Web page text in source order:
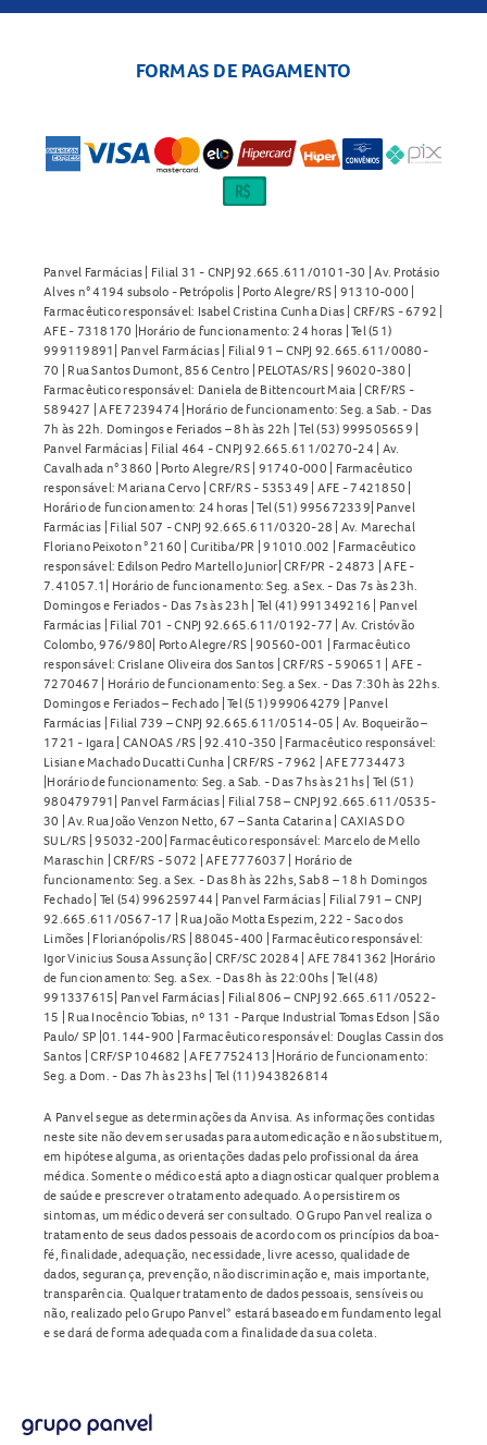
FORMAS DE PAGAMENTO
Panvel Farmácias | Filial 31 - CNPJ 92.665.611/0101-30 | Av. Protásio
Alves n° 4194 subsolo - Petrópolis | Porto Alegre/RS | 91310-000 |
Farmacêutico responsável: Isabel Cristina Cunha Dias | CRF/RS - 6792 |
AFE - 7318170 |Horário de funcionamento: 24 horas | Tel (51)
999119891| Panvel Farmácias | Filial 91 – CNPJ 92.665.611/0080-
70 | Rua Santos Dumont, 856 Centro | PELOTAS/RS | 96020-380 |
Farmacêutico responsável: Daniela de Bittencourt Maia | CRF/RS -
589427 | AFE 7239474 |Horário de funcionamento: Seg. a Sab. - Das
7h às 22h. Domingos e Feriados – 8h às 22h | Tel (53) 999505659 |
Panvel Farmácias | Filial 464 - CNPJ 92.665.611/0270-24 | Av.
Cavalhada n° 3860 | Porto Alegre/RS | 91740-000 | Farmacêutico
responsável: Mariana Cervo | CRF/RS - 535349 | AFE - 7421850 |
Horário de funcionamento: 24 horas | Tel (51) 995672339| Panvel
Farmácias | Filial 507 - CNPJ 92.665.611/0320-28 | Av. Marechal
Floriano Peixoto n° 2160 | Curitiba/PR | 91010.002 | Farmacêutico
responsável: Edilson Pedro Martello Junior| CRF/PR - 24873 | AFE -
7.41057.1| Horário de funcionamento: Seg. a Sex. - Das 7s às 23h.
Domingos e Feriados - Das 7s às 23h | Tel (41) 991349216 | Panvel
Farmácias | Filial 701 - CNPJ 92.665.611/0192-77 | Av. Cristóvão
Colombo, 976/980| Porto Alegre/RS | 90560-001 | Farmacêutico
responsável: Crislane Oliveira dos Santos | CRF/RS - 590651 | AFE -
7270467 | Horário de funcionamento: Seg. a Sex. - Das 7:30h às 22hs.
Domingos e Feriados – Fechado | Tel (51) 999064279 | Panvel
Farmácias | Filial 739 – CNPJ 92.665.611/0514-05 | Av. Boqueirão –
1721 - Igara | CANOAS /RS | 92.410-350 | Farmacêutico responsável:
Lisiane Machado Ducatti Cunha | CRF/RS - 7962 | AFE 7734473
|Horário de funcionamento: Seg. a Sab. - Das 7hs às 21hs | Tel (51)
980479791| Panvel Farmácias | Filial 758 – CNPJ 92.665.611/0535-
30 | Av. Rua João Venzon Netto, 67 – Santa Catarina | CAXIAS DO
SUL/RS | 95032-200| Farmacêutico responsável: Marcelo de Mello
Maraschin | CRF/RS - 5072 | AFE 7776037 | Horário de
funcionamento: Seg. a Sex. - Das 8h às 22hs, Sab 8 – 18 h Domingos
Fechado | Tel (54) 996259744 | Panvel Farmácias | Filial 791 – CNPJ
92.665.611/0567-17 | Rua João Motta Espezim, 222 - Saco dos
Limões | Florianópolis/RS | 88045-400 | Farmacêutico responsável:
Igor Vinicius Sousa Assunção | CRF/SC 20284 | AFE 7841362 |Horário
de funcionamento: Seg. a Sex. - Das 8h às 22:00hs | Tel (48)
991337615| Panvel Farmácias | Filial 806 – CNPJ 92.665.611/0522-
15 | Rua Inocêncio Tobias, nº 131 - Parque Industrial Tomas Edson | São
Paulo/ SP |01.144-900 | Farmacêutico responsável: Douglas Cassin dos
Santos | CRF/SP 104682 | AFE 7752413 |Horário de funcionamento:
Seg. a Dom. - Das 7h às 23hs | Tel (11) 943826814
A Panvel segue as determinações da Anvisa. As informações contidas
neste site não devem ser usadas para automedicação e não substituem,
em hipótese alguma, as orientações dadas pelo profissional da área
médica. Somente o médico está apto a diagnosticar qualquer problema
de saúde e prescrever o tratamento adequado. Ao persistirem os
sintomas, um médico deverá ser consultado. O Grupo Panvel realiza o
tratamento de seus dados pessoais de acordo com os princípios da boa-
fé, finalidade, adequação, necessidade, livre acesso, qualidade de
dados, segurança, prevenção, não discriminação e, mais importante,
transparência. Qualquer tratamento de dados pessoais, sensíveis ou
não, realizado pelo Grupo Panvel* estará baseado em fundamento legal
e se dará de forma adequada com a finalidade da sua coleta.